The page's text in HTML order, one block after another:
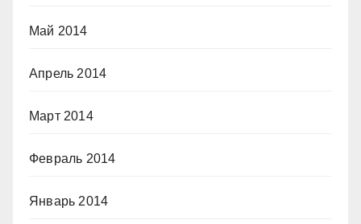
Май 2014
Апрель 2014
Март 2014
Февраль 2014
Январь 2014